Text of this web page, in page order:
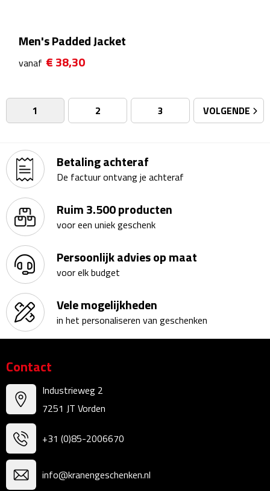
Badjassen
Handdoeken
Pantoffels & slippers
Washandjes
Bovenkleding
Bodywarmers
Overhemden
Sweaters
Fleecevesten
Broeken
Korte broeken
Lange broeken
Rokken
Men's Padded Jacket
vanaf € 38,30
1 2 3 VOLGENDE
Betaling achteraf
De factuur ontvang je achteraf
Ruim 3.500 producten
voor een uniek geschenk
Persoonlijk advies op maat
voor elk budget
Vele mogelijkheden
in het personaliseren van geschenken
Contact
Industrieweg 2
7251 JT Vorden
+31 (0)85-2006670
info@kranengeschenken.nl